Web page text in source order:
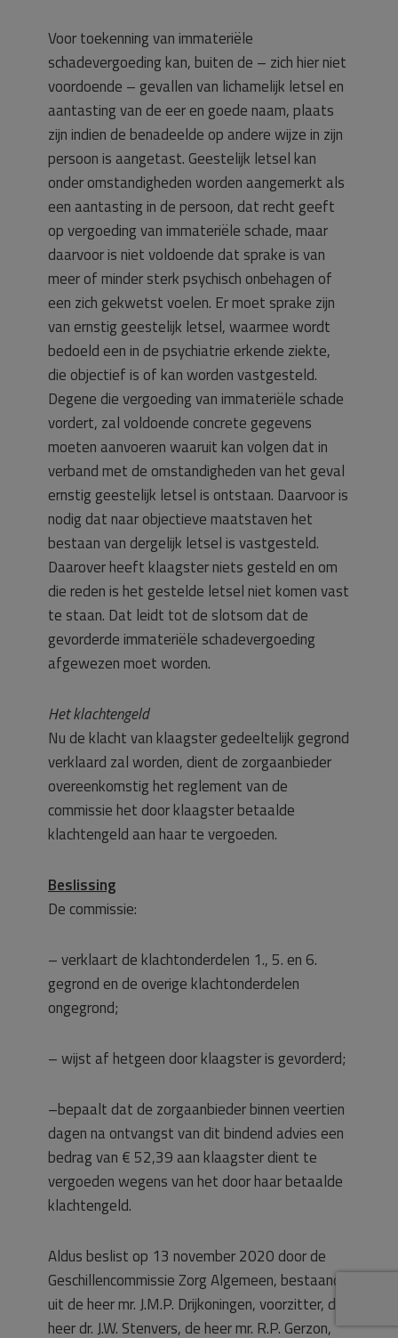
Voor toekenning van immateriële
schadevergoeding kan, buiten de – zich hier niet
voordoende – gevallen van lichamelijk letsel en
aantasting van de eer en goede naam, plaats
zijn indien de benadeelde op andere wijze in zijn
persoon is aangetast. Geestelijk letsel kan
onder omstandigheden worden aangemerkt als
een aantasting in de persoon, dat recht geeft
op vergoeding van immateriële schade, maar
daarvoor is niet voldoende dat sprake is van
meer of minder sterk psychisch onbehagen of
een zich gekwetst voelen. Er moet sprake zijn
van ernstig geestelijk letsel, waarmee wordt
bedoeld een in de psychiatrie erkende ziekte,
die objectief is of kan worden vastgesteld.
Degene die vergoeding van immateriële schade
vordert, zal voldoende concrete gegevens
moeten aanvoeren waaruit kan volgen dat in
verband met de omstandigheden van het geval
ernstig geestelijk letsel is ontstaan. Daarvoor is
nodig dat naar objectieve maatstaven het
bestaan van dergelijk letsel is vastgesteld.
Daarover heeft klaagster niets gesteld en om
die reden is het gestelde letsel niet komen vast
te staan. Dat leidt tot de slotsom dat de
gevorderde immateriële schadevergoeding
afgewezen moet worden.
Het klachtengeld
Nu de klacht van klaagster gedeeltelijk gegrond
verklaard zal worden, dient de zorgaanbieder
overeenkomstig het reglement van de
commissie het door klaagster betaalde
klachtengeld aan haar te vergoeden.
Beslissing
De commissie:
– verklaart de klachtonderdelen 1., 5. en 6.
gegrond en de overige klachtonderdelen
ongegrond;
– wijst af hetgeen door klaagster is gevorderd;
–bepaalt dat de zorgaanbieder binnen veertien
dagen na ontvangst van dit bindend advies een
bedrag van € 52,39 aan klaagster dient te
vergoeden wegens van het door haar betaalde
klachtengeld.
Aldus beslist op 13 november 2020 door de
Geschillencommissie Zorg Algemeen, bestaande
uit de heer mr. J.M.P. Drijkoningen, voorzitter, de
heer dr. J.W. Stenvers, de heer mr. R.P. Gerzon,